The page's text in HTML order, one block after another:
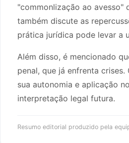
"commonlização ao
também discute as
prática jurídica pode levar a
Além disso, é mencionado
penal, que já enfrenta
sua autonomia e aplicação
interpretação legal futura.
Resumo editorial produzido pela